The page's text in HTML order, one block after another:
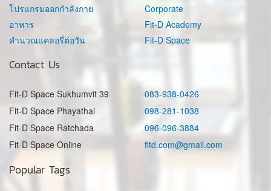
โปรแกรมออกกำลังกาย
อาหาร
คำนวณแคลอรี่ต่อวัน
Corporate
Fit-D Academy
Fit-D Space
Contact Us
Fit-D Space Sukhumvit 39
083-938-0426
Fit-D Space Phayathai
098-281-1038
Fit-D Space Ratchada
096-096-3884
Fit-D Space Online
fitd.com@gmail.com
Popular Tags